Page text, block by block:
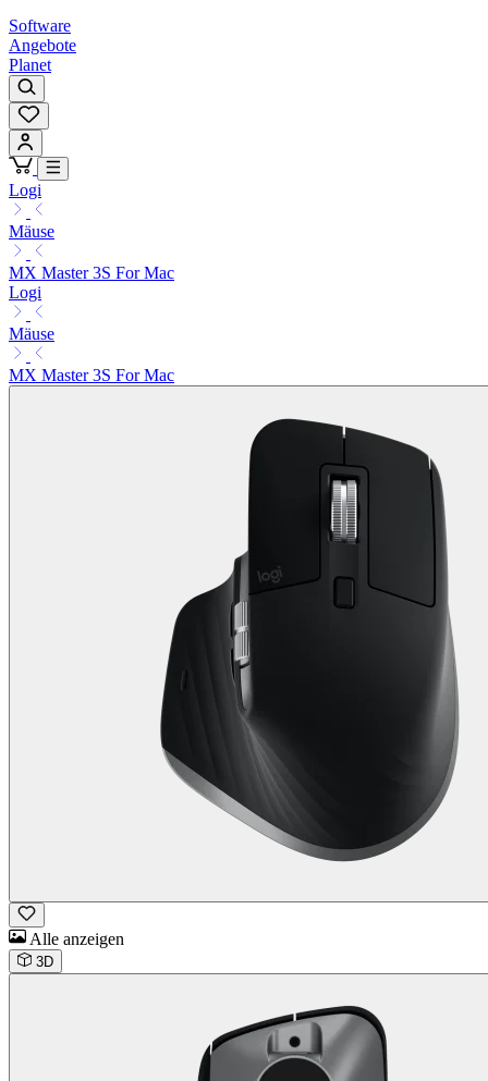
Software
Angebote
Planet
Logi
Mäuse
MX Master 3S For Mac
Logi
Mäuse
MX Master 3S For Mac
Alle anzeigen
3D